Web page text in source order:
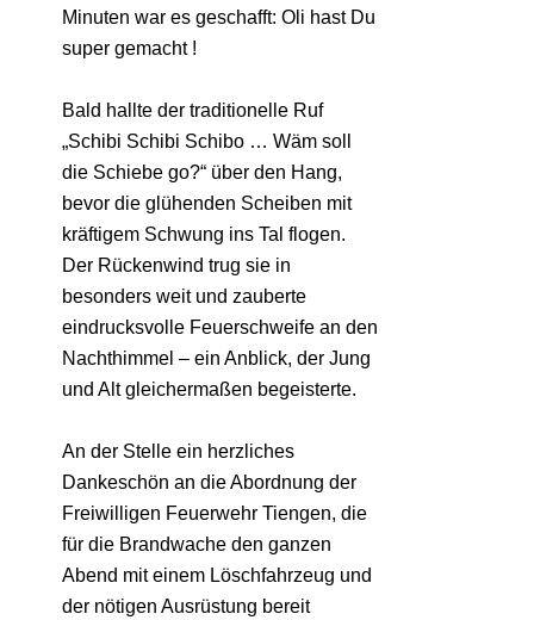
Minuten war es geschafft: Oli hast Du
super gemacht !
Bald hallte der traditionelle Ruf
„Schibi Schibi Schibo … Wäm soll
die Schiebe go?“ über den Hang,
bevor die glühenden Scheiben mit
kräftigem Schwung ins Tal flogen.
Der Rückenwind trug sie in
besonders weit und zauberte
eindrucksvolle Feuerschweife an den
Nachthimmel – ein Anblick, der Jung
und Alt gleichermaßen begeisterte.
An der Stelle ein herzliches
Dankeschön an die Abordnung der
Freiwilligen Feuerwehr Tiengen, die
für die Brandwache den ganzen
Abend mit einem Löschfahrzeug und
der nötigen Ausrüstung bereit